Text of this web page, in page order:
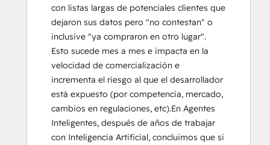
con listas largas de potenciales clientes que
dejaron sus datos pero "no contestan" o
inclusive "ya compraron en otro lugar".
Esto sucede mes a mes e impacta en la
velocidad de comercialización e
incrementa el riesgo al que el desarrollador
está expuesto (por competencia, mercado,
cambios en regulaciones, etc).En Agentes
Inteligentes, después de años de trabajar
con Inteligencia Artificial, concluimos que si